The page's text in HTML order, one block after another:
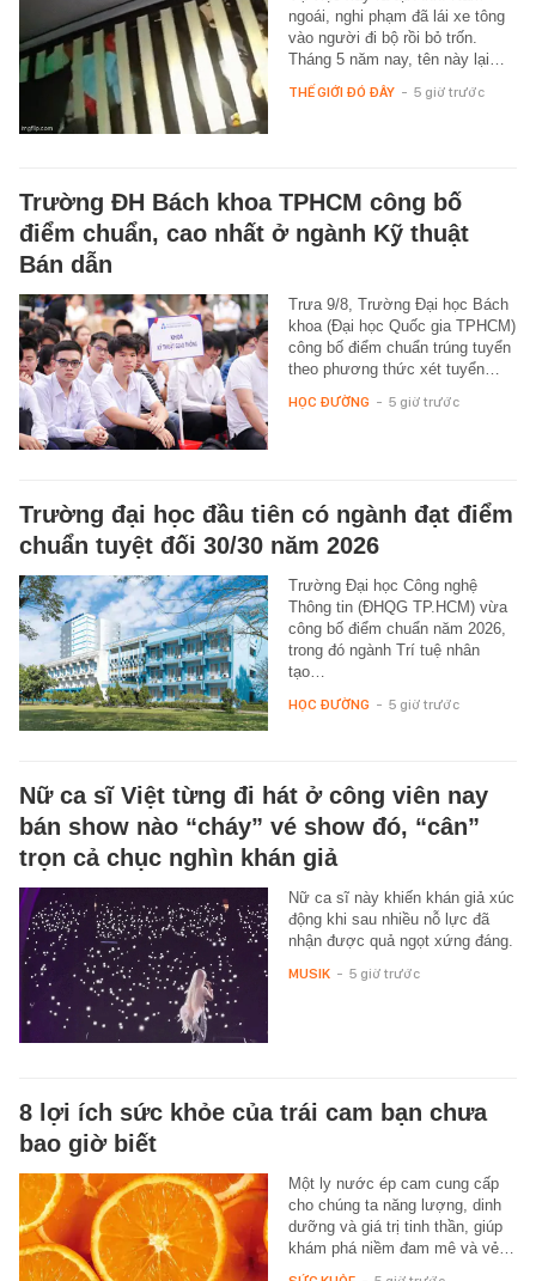
ngoái, nghi phạm đã lái xe tông
vào người đi bộ rồi bỏ trốn.
Tháng 5 năm nay, tên này lại…
THẾ GIỚI ĐÓ ĐÂY - 5 giờ trước
Trường ĐH Bách khoa TPHCM công bố
điểm chuẩn, cao nhất ở ngành Kỹ thuật
Bán dẫn
Trưa 9/8, Trường Đại học Bách
khoa (Đại học Quốc gia TPHCM)
công bố điểm chuẩn trúng tuyển
theo phương thức xét tuyển…
HỌC ĐƯỜNG - 5 giờ trước
Trường đại học đầu tiên có ngành đạt điểm
chuẩn tuyệt đối 30/30 năm 2026
Trường Đại học Công nghệ
Thông tin (ĐHQG TP.HCM) vừa
công bố điểm chuẩn năm 2026,
trong đó ngành Trí tuệ nhân
tạo…
HỌC ĐƯỜNG - 5 giờ trước
Nữ ca sĩ Việt từng đi hát ở công viên nay
bán show nào “cháy” vé show đó, “cân”
trọn cả chục nghìn khán giả
Nữ ca sĩ này khiến khán giả xúc
động khi sau nhiều nỗ lực đã
nhận được quả ngọt xứng đáng.
MUSIK - 5 giờ trước
8 lợi ích sức khỏe của trái cam bạn chưa
bao giờ biết
Một ly nước ép cam cung cấp
cho chúng ta năng lượng, dinh
dưỡng và giá trị tinh thần, giúp
khám phá niềm đam mê và vẻ…